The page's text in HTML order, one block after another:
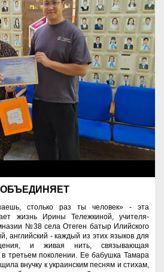
столько раз ты человек» - эта
жизнь Ирины Тележкиной, учителя-
№38 села Отеген батыр Илийского
английский - каждый из этих языков для
и живая нить, связывающая
в третьем поколении. Ее бабушка Тамара
внучку к украинским песням и стихам,